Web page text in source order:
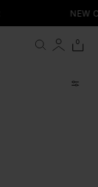
NEW
Cart
0
0 items